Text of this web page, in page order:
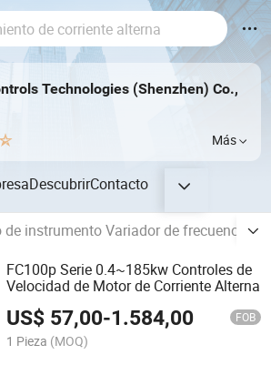
Technologies (Shenzhen) Co.,
Más
DescubrirContacto
de instrumento Variador de frecuencia
FC100p Serie 0.4~185kw Controles de
Velocidad de Motor de Corriente Alterna
US$ 57,00-1.584,00 FOB
1 Pieza (MOQ)